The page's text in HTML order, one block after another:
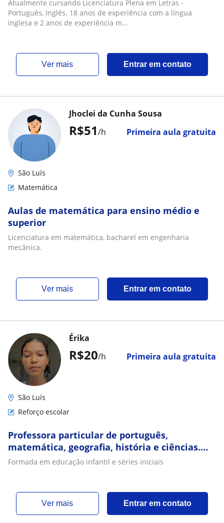
Atualmente cursando Licenciatura Plena em Letras -
Português, Inglês. 18 anos de experiência com a língua
inglesa e 2 anos de experiência m...
ver mais Entrar em contato
R$51/h Primeira aula gratuita
Jhoclei da Cunha Sousa
São Luís
Matemática
Aulas de matemática para ensino médio e
superior
Licenciatura em matemática, bacharel em engenharia
mecânica.
ver mais Entrar em contato
R$20/h Primeira aula gratuita
Érika
São Luís
Reforço escolar
Professora particular de português,
matemática, geografia, história e ciências.
Para crianças do 1° ao 5°. Online e presencial
Formada em educação infantil e séries iniciais
ver mais Entrar em contato